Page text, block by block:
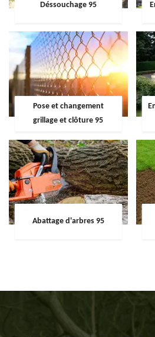
Déssouchage 95
Pose et changement
grillage et clôture 95
Abattage d'arbres 95